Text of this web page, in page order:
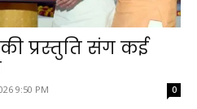
प्रस्तुति संग कई
9:50 PM 0